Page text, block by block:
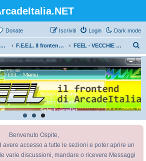
Dark mode
Donate Login
Iscriviti
MONDO ARCADE ITALIA F.E.E.L. Il frontend di ArcadeItalia.net FEEL - VECCHIE DISCUSSIONI
e
r
c
Benvenuto Ospite,
avere accesso a tutte le sezioni e poter aprire un
varie discussioni, mandare o ricevere Messaggi